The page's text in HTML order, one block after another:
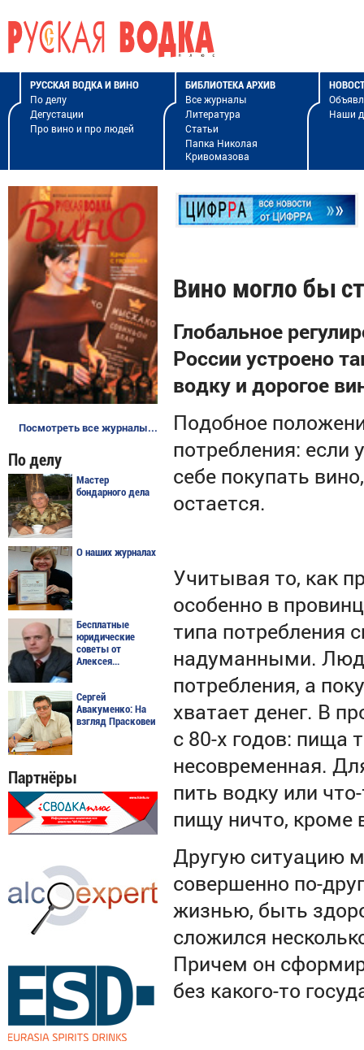
РУССКАЯ ВОДКА И ВИНО
По делу
Дегустации
Про вино и про людей
БИБЛИОТЕКА АРХИВ
Все журналы
Литература
Статьи
Папка Николая
Кривомазова
Наши
Посмотреть все журналы...
По делу
Мастер
бондарного дела
О наших журналах
Бесплатные
юридические
советы от
Алексея...
Сергей
Авакуменко: На
взгляд Прасковеи
Партнёры
Вино могло бы
Глобальное
России устроено
водку и дорогое
Подобное
потребления: если
себе покупать
остается.
Учитывая то, как
особенно в
типа потребления
надуманными.
потребления, а
хватает денег. В
с 80-х годов: пища
несовременная.
пить водку или
пищу ничто, кроме
Другую ситуацию
совершенно по-
жизнью, быть
сложился
Причем он
без какого-то